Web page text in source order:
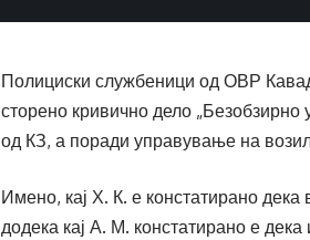
Полициски службеници од ОВР
сторено кривично дело
од КЗ, а поради управување на
Имено, кај Х. К. е констатирано
додека кај А. М. констатирано е